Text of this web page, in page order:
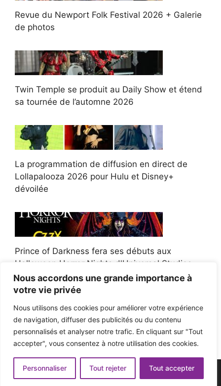
Nous accordons une grande importance à
votre vie privée
Nous utilisons des cookies pour améliorer votre expérience
de navigation, diffuser des publicités ou du contenu
personnalisés et analyser notre trafic. En cliquant sur "Tout
accepter", vous consentez à notre utilisation des cookies.
Personnaliser Tout rejeter Tout accepter
Revue du Newport Folk Festival 2026 + Galerie
de photos
Twin Temple se produit au Daily Show et étend
sa tournée de l’automne 2026
La programmation de diffusion en direct de
Lollapalooza 2026 pour Hulu et Disney+
dévoilée
Prince of Darkness fera ses débuts aux
Halloween Horror Nights d'Universal Studios
Afroman poursuit un policier de l'Ohio après la
victoire du jury en diffamation
© 2026 - Pop'n Music -